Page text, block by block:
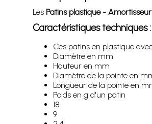
Les Patins plastique -
Caractéristiques techniques :
Ces patins en plastique
Diamètre en mm
Hauteur en mm
Diamètre de la pointe en
Longueur de la pointe en
Poids en g d'un patin
18
9